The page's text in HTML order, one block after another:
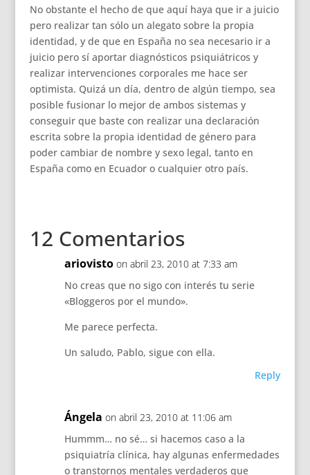
No obstante el hecho de que aquí haya que ir a juicio
pero realizar tan sólo un alegato sobre la propia
identidad, y de que en España no sea necesario ir a
juicio pero sí aportar diagnósticos psiquiátricos y
realizar intervenciones corporales me hace ser
optimista. Quizá un día, dentro de algún tiempo, sea
posible fusionar lo mejor de ambos sistemas y
conseguir que baste con realizar una declaración
escrita sobre la propia identidad de género para
poder cambiar de nombre y sexo legal, tanto en
España como en Ecuador o cualquier otro país.
12 Comentarios
ariovisto on abril 23, 2010 at 7:33 am
No creas que no sigo con interés tu serie
«Bloggeros por el mundo».
Me parece perfecta.
Un saludo, Pablo, sigue con ella.
Reply
Ángela on abril 23, 2010 at 11:06 am
Hummm… no sé… si hacemos caso a la
psiquiatría clínica, hay algunas enfermedades
o transtornos mentales verdaderos que